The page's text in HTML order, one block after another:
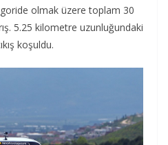
olmak üzere toplam 30
5.25 kilometre uzunluğundaki
koşuldu.